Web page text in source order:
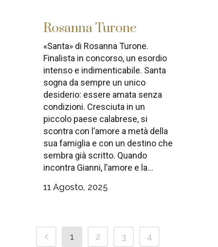
Rosanna Turone
«Santa» di Rosanna Turone.
Finalista in concorso, un esordio
intenso e indimenticabile. Santa
sogna da sempre un unico
desiderio: essere amata senza
condizioni. Cresciuta in un
piccolo paese calabrese, si
scontra con l’amore a metà della
sua famiglia e con un destino che
sembra già scritto. Quando
incontra Gianni, l’amore e la...
11 Agosto, 2025
1 2 3 4